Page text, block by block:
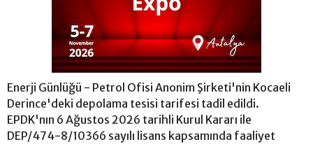
Enerji Günlüğü - Petrol Ofisi Anonim Şirketi'nin Kocaeli
Derince'deki depolama tesisi tarifesi tadil edildi.
EPDK'nın 6 Ağustos 2026 tarihli Kurul Kararı ile
DEP/474-8/10366 sayılı lisans kapsamında faaliyet